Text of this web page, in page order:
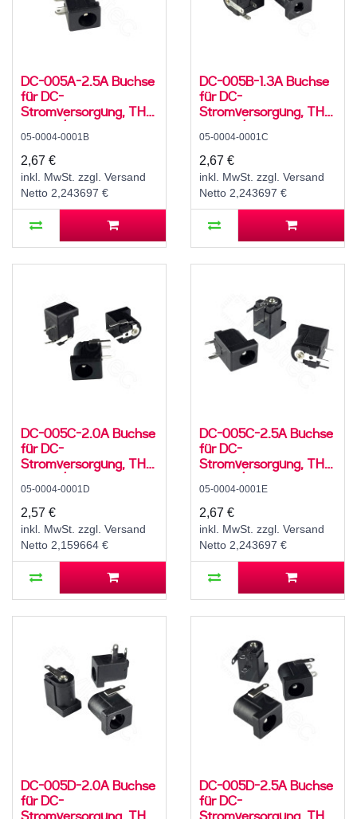
DC-005A-2.5A Buchse
für DC-
Stromversorgung, THT,
für 5,5 / 2,5 mm
Hohlstecker, 30 V, 500
mA, 90°, -20..70 °C
05-0004-0001B
2,67 €
inkl. MwSt. zzgl. Versand
Netto 2,243697 €
DC-005B-1.3A Buchse
für DC-
Stromversorgung, THT,
für 3,5 / 1,35 mm
Hohlstecker, 30 V, 500
mA, 90°, -20..70 °C
05-0004-0001C
2,67 €
inkl. MwSt. zzgl. Versand
Netto 2,243697 €
DC-005C-2.0A Buchse
für DC-
Stromversorgung, THT,
für 5,5 / 2,1 mm
Hohlstecker, 24 V, 3 A,
90°, -20..70 °C
05-0004-0001D
2,57 €
inkl. MwSt. zzgl. Versand
Netto 2,159664 €
DC-005C-2.5A Buchse
für DC-
Stromversorgung, THT,
für 5,5 / 2,5 mm
Hohlstecker, 24 V, 3 A,
90°, -20..70 °C
05-0004-0001E
2,67 €
inkl. MwSt. zzgl. Versand
Netto 2,243697 €
DC-005D-2.0A Buchse
für DC-
Stromversorgung, THT,
DC-005D-2.5A Buchse
für DC-
Stromversorgung, THT,